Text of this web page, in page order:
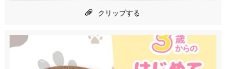
クリップする